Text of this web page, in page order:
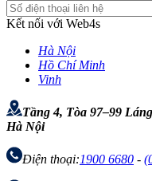
Kết nối với Web4s
Hà Nội
Hồ Chí Minh
Vinh
Tầng 4, Tòa 97–99
Hà Nội
Điện thoại:1900 6680 -